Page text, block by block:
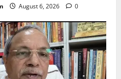
August 6, 2026 0